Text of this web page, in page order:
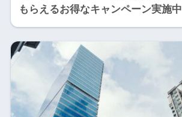
もらえるお得なキャンペーン実施中